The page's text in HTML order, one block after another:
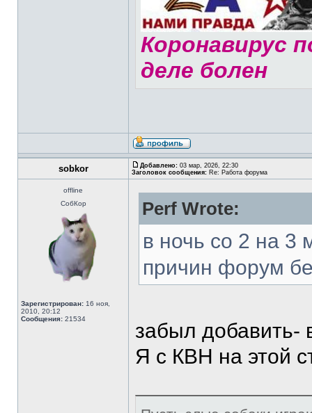
Коронавирус
деле болен
sobkor Добавлено: 03 мар, 2026, 22:30
Заголовок сообщения: Re: Работа форума
offline
СобКор
Зарегистрирован: 16 ноя,
2010, 20:12
Сообщения: 21534
Perf Wrote:
в ночь со 2 на 3
причин форум
забыл
Я с КВН на этой